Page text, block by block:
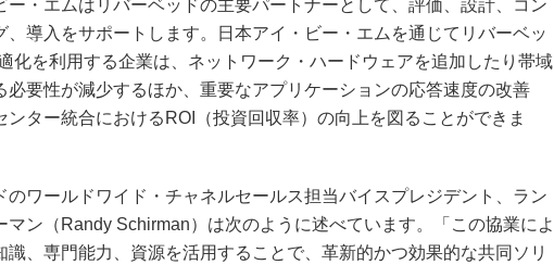
ー・エムはリバーベッドの主要パートナーとして、評価、設計、コン
、導入をサポートします。日本アイ・ビー・エムを通じてリバーベッ
化を利用する企業は、ネットワーク・ハードウェアを追加したり帯域
必要性が減少するほか、重要なアプリケーションの応答速度の改善
ンター統合におけるROI（投資回収率）の向上を図ることができま
のワールドワイド・チャネルセールス担当バイスプレジデント、ラン
マン（Randy Schirman）は次のように述べています。「この協業によ
識、専門能力、資源を活用することで、革新的かつ効果的な共同ソリ